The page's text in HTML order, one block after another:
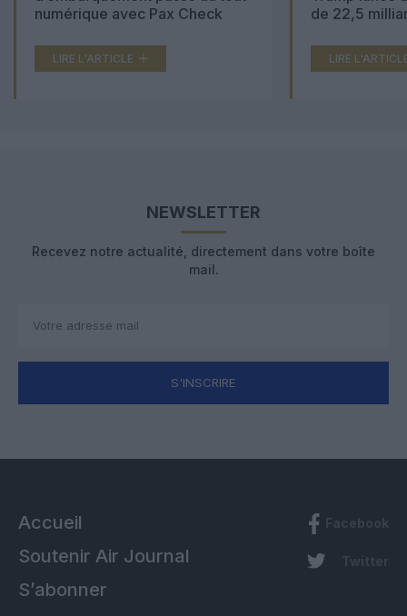
numérique avec Pax Check
LIRE L'ARTICLE
de 22,5
LIRE
NEWSLETTER
Recevez notre actualité, directement dans votre boîte
mail.
S'INSCRIRE
Accueil
Soutenir Air Journal
S’abonner